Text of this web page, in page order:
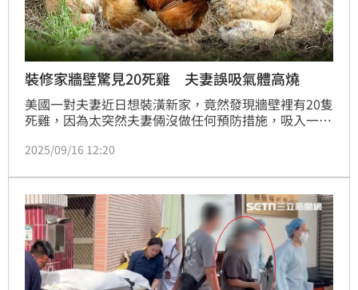
裝修家牆壁驚見20死雞 夫妻誤吸氣體高燒
美國一對夫妻近日想裝潢新家，竟然發現牆壁裡有20隻
死雞，因為太突然夫妻倆沒做任何預防措施，吸入一些
某種神秘儀式有關，而前屋主已經做奇怪儀式很多年，
2025/09/16 12:20